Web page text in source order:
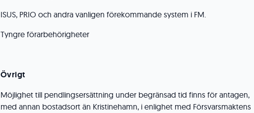
ISUS, PRIO och andra vanligen förekommande system i FM.
Tyngre förarbehörigheter
Övrigt
Möjlighet till pendlingsersättning under begränsad tid finns för antagen,
med annan bostadsort än Kristinehamn, i enlighet med Försvarsmaktens